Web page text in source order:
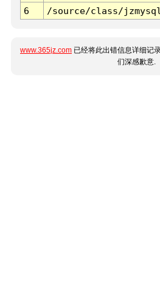
6
/source/class/
www.365jz.com 已经将此出错信息详细记
们深感歉意.